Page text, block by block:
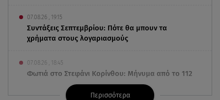
07.08.26 , 19:15
Συντάξεις Σεπτεμβρίου: Πότε θα μπουν τα
χρήματα στους λογαριασμούς
07.08.26 , 18:45
Φωτιά στο Στεφάνι Κορίνθου: Μήνυμα από το 112
- Σηκώθηκαν εναέρια μέσα
Περισσότερα